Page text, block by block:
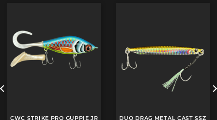
CWC STRIKE PRO GUPPIE JR
DUO DRAG METAL CAST SSZ